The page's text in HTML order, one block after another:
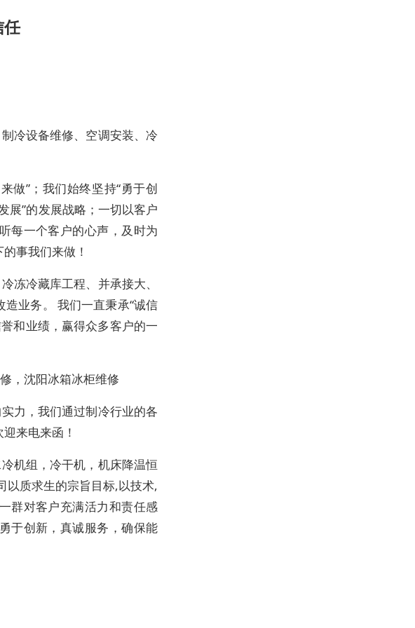
任
冷设备维修、空调安装、冷
做”；我们始终坚持“勇于创
展”的发展战略；一切以客户
每一个客户的心声，及时为
事我们来做！
冻冷藏库工程、并承接大、
业务。 我们一直秉承“诚信
和业绩，赢得众多客户的一
，沈阳冰箱冰柜维修
力，我们通过制冷行业的各
来电来函！
机组，冷干机，机床降温恒
以质求生的宗旨目标,以技术,
群对客户充满活力和责任感
于创新，真诚服务，确保能